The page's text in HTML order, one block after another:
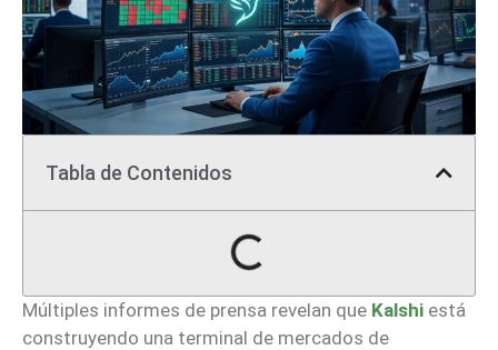
Tabla de Contenidos
Múltiples informes de prensa revelan que Kalshi está
construyendo una terminal de mercados de